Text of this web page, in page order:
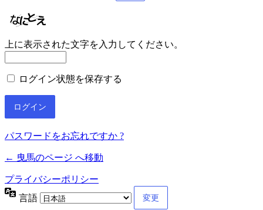
上に表示された文字を入力してください。
ログイン状態を保存する
パスワードをお忘れですか ?
← 曳馬のページ へ移動
プライバシーポリシー
言語